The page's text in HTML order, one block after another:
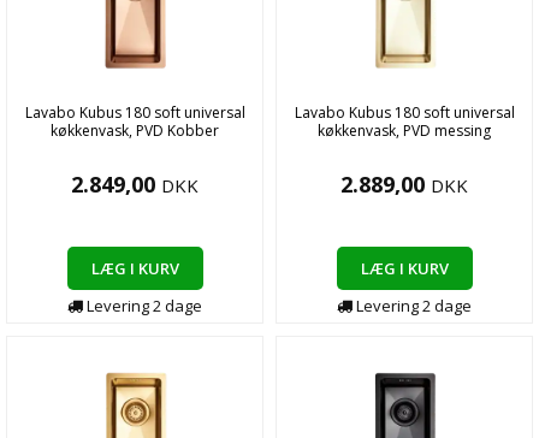
Lavabo Kubus 180 soft universal
køkkenvask, PVD Kobber
2.849,00 DKK
LÆG I KURV
Levering2dage
Lavabo Kubus 180 soft universal
køkkenvask, PVD messing
2.889,00 DKK
LÆG I KURV
Levering2dage